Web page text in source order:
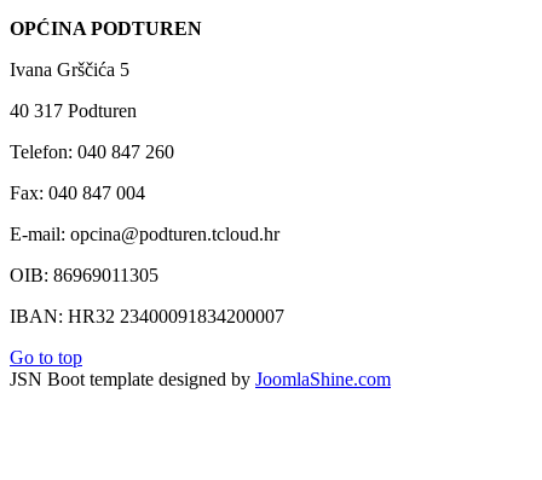
OPĆINA PODTUREN
Ivana Grščića 5
40 317 Podturen
Telefon: 040 847 260
Fax: 040 847 004
E-mail: opcina@podturen.tcloud.hr
OIB: 86969011305
IBAN: HR32 23400091834200007
Go to top
JSN Boot template designed by JoomlaShine.com